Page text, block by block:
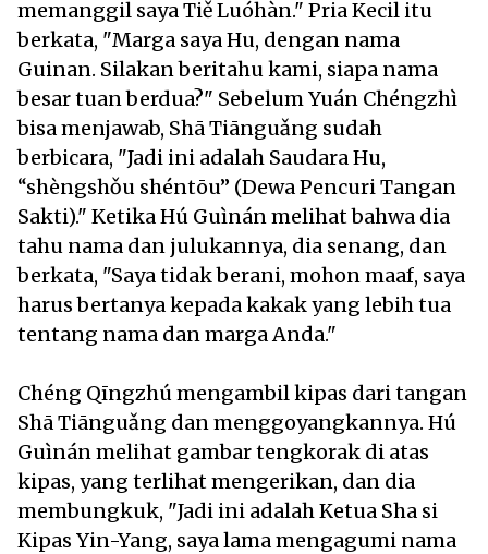
memanggil saya Tiě Luóhàn." Pria Kecil itu
berkata, "Marga saya Hu, dengan nama
Guinan. Silakan beritahu kami, siapa nama
besar tuan berdua?" Sebelum Yuán Chéngzhì
bisa menjawab, Shā Tiānguǎng sudah
berbicara, "Jadi ini adalah Saudara Hu,
“shèngshǒu shéntōu” (Dewa Pencuri Tangan
Sakti)." Ketika Hú Guìnán melihat bahwa dia
tahu nama dan julukannya, dia senang, dan
berkata, "Saya tidak berani, mohon maaf, saya
harus bertanya kepada kakak yang lebih tua
tentang nama dan marga Anda."
Chéng Qīngzhú mengambil kipas dari tangan
Shā Tiānguǎng dan menggoyangkannya. Hú
Guìnán melihat gambar tengkorak di atas
kipas, yang terlihat mengerikan, dan dia
membungkuk, "Jadi ini adalah Ketua Sha si
Kipas Yin-Yang, saya lama mengagumi nama